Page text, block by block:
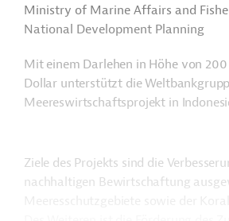
Ministry of Marine Affairs and
National Development Planning
Mit einem Darlehen in Höhe von
Dollar unterstützt die
Meereswirtschaftsprojekt in
Ziele des Projekts sind die
nachhaltigen Bewirtschaftung